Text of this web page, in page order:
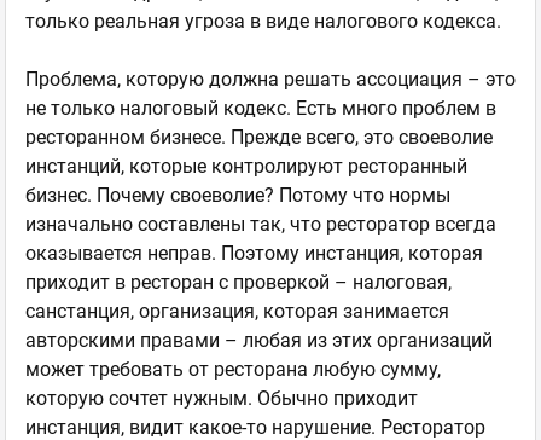
только реальная угроза в виде налогового кодекса.
Проблема, которую должна решать ассоциация – это
не только налоговый кодекс. Есть много проблем в
ресторанном бизнесе. Прежде всего, это своеволие
инстанций, которые контролируют ресторанный
бизнес. Почему своеволие? Потому что нормы
изначально составлены так, что ресторатор всегда
оказывается неправ. Поэтому инстанция, которая
приходит в ресторан с проверкой – налоговая,
санстанция, организация, которая занимается
авторскими правами – любая из этих организаций
может требовать от ресторана любую сумму,
которую сочтет нужным. Обычно приходит
инстанция, видит какое-то нарушение. Ресторатор